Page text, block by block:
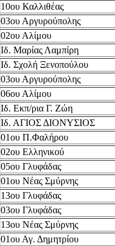
10ου Καλλιθέας
03ου Αργυρούπολης
02ου Αλίμου
Ιδ. Μαρίας Λαμπίρη
Ιδ. Σχολή Ξενοπούλου
03ου Αργυρούπολης
06ου Αλίμου
Ιδ. Εκπ/ρια Γ. Ζώη
Ιδ. ΑΓΙΟΣ ΔΙΟΝΥΣΙΟΣ
01ου Π.Φαλήρου
02ου Ελληνικού
05ου Γλυφάδας
01ου Νέας Σμύρνης
13ου Γλυφάδας
03ου Γλυφάδας
13ου Νέας Σμύρνης
01ου Αγ. Δημητρίου